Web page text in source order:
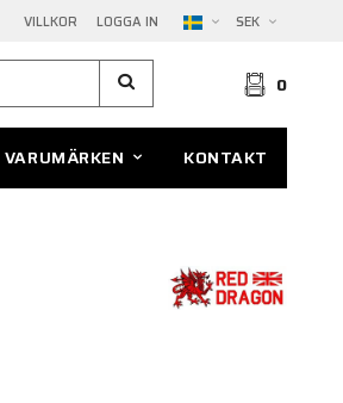
VILLKOR LOGGA IN SEK
0
VARUMÄRKEN KONTAKT